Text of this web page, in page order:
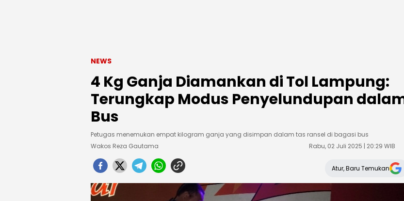
NEWS
4 Kg Ganja Diamankan di Tol Lampung:
Terungkap Modus Penyelundupan
Bus
Petugas menemukan empat kilogram ganja yang disimpan dalam tas ransel di bagasi bus
Wakos Reza Gautama
Rabu, 02 Juli 2025 | 20:29 WIB
Atur, Baru Temukan